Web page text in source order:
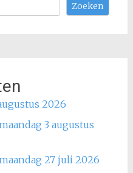
Zoeken
2026
3 augustus
27 juli 2026